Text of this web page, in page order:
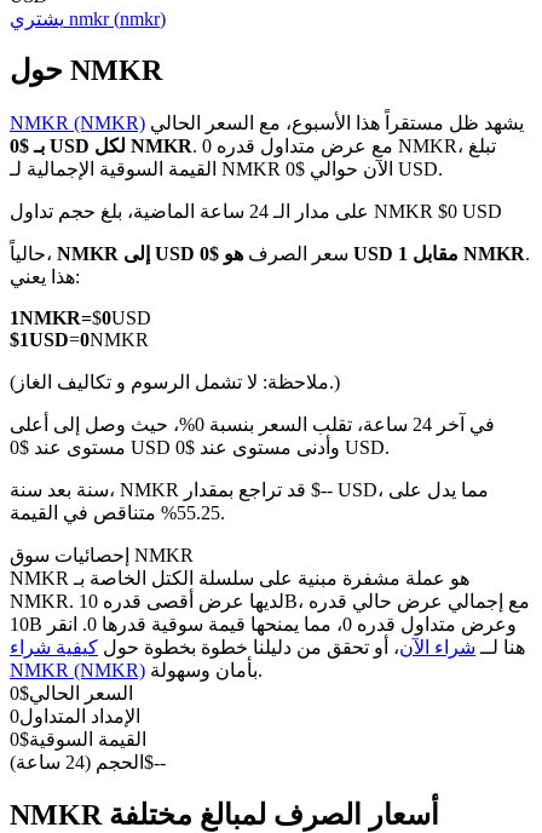
العقود الآجلة لـ COIN-M
العقود الآجلة للعملات المشفرة
TradFi
مشتقات الأسهم والعملات الأجنبية والمعادن الثمينة والسلع
العقود الآجلة USDC
العقود الآجلة باستخدام USDC كضمان
يشتري nmkr(nmkr)
حول NMKR
NMKR (NMKR) يشهد ظل مستقراً هذا الأسبوع، مع السعر الحالي
بـ $0 USD لكل NMKR. مع عرض متداول قدره 0 NMKR، تبلغ
القيمة السوقية الإجمالية لـ NMKR الآن حوالي $0 USD.
على مدار الـ 24 ساعة الماضية، بلغ حجم تداول NMKR $0 USD
حالياً، NMKR إلى USD سعر الصرف هو $0 USD مقابل 1 NMKR.
هذا يعني:
1NMKR=$0USD
$1USD=0NMKR
(ملاحظة: لا تشمل الرسوم و تكاليف الغاز.)
في آخر 24 ساعة، تقلب السعر بنسبة 0%، حيث وصل إلى أعلى
مستوى عند $0 USD وأدنى مستوى عند $0 USD.
سنة بعد سنة، NMKR قد تراجع بمقدار $-- USD، مما يدل على
55.25% متناقص في القيمة.
إحصائيات سوق NMKR
NMKR هو عملة مشفرة مبنية على سلسلة الكتل الخاصة بـ
NMKR. لديها عرض أقصى قدره 10B، مع إجمالي عرض حالي قدره
10B وعرض متداول قدره 0، مما يمنحها قيمة سوقية قدرها 0. انقر
هنا لــ شراء الآن، أو تحقق من دليلنا خطوة بخطوة حول كيفية شراء
NMKR (NMKR)
بأمان وسهولة.
السعر الحالي$
0
الإمداد المتداول0
القيمة السوقية$
0
الحجم (24 ساعة) $--
NMKR أسعار الصرف لمبالغ مختلفة